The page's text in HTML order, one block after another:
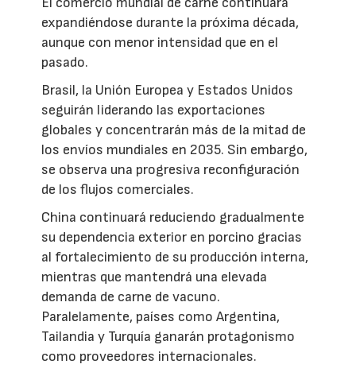
expandiéndose durante la próxima década,
aunque con menor intensidad que en el
pasado.
Brasil, la Unión Europea y Estados Unidos
seguirán liderando las exportaciones
globales y concentrarán más de la mitad de
los envíos mundiales en 2035. Sin embargo,
se observa una progresiva reconfiguración
de los flujos comerciales.
China continuará reduciendo gradualmente
su dependencia exterior en porcino gracias
al fortalecimiento de su producción interna,
mientras que mantendrá una elevada
demanda de carne de vacuno.
Paralelamente, países como Argentina,
Tailandia y Turquía ganarán protagonismo
como proveedores internacionales.